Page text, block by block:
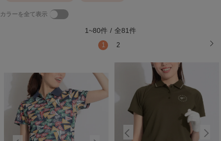
カラーを全て表示
1~80件 / 全81件
1 2